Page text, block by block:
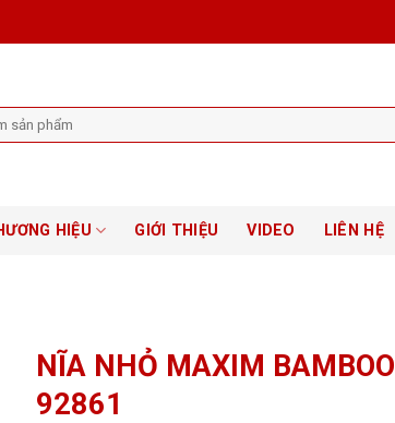
HIỆU GIỚI THIỆU VIDEO LIÊN HỆ
NĨA NHỎ MAXIM BAMBOO
92861